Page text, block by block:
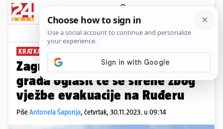
PRIJAVA
News Komentari
KRATKA VJEŽBA
Zagrepčani, bez panike! U dijelu
grada oglasit će se sirene zbog
vježbe evakuacije na Ruđeru
PišeAntonela Šaponja, četvrtak, 30.11.2023. u 09:14